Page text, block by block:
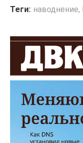
Теги: наводнение,